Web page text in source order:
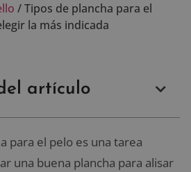
/Tipos de plancha para el
la más indicada
artículo
para el pelo es una tarea
una buena plancha para alisar